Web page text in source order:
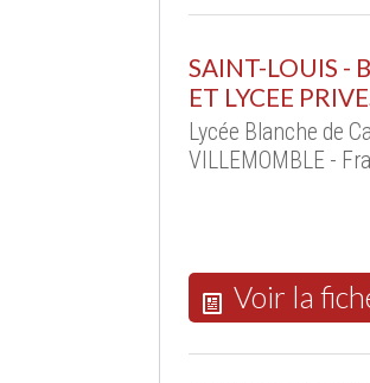
SAINT-LOUIS -
ET LYCEE
Lycée Blanche de
VILLEMOMBLE -
Voir la